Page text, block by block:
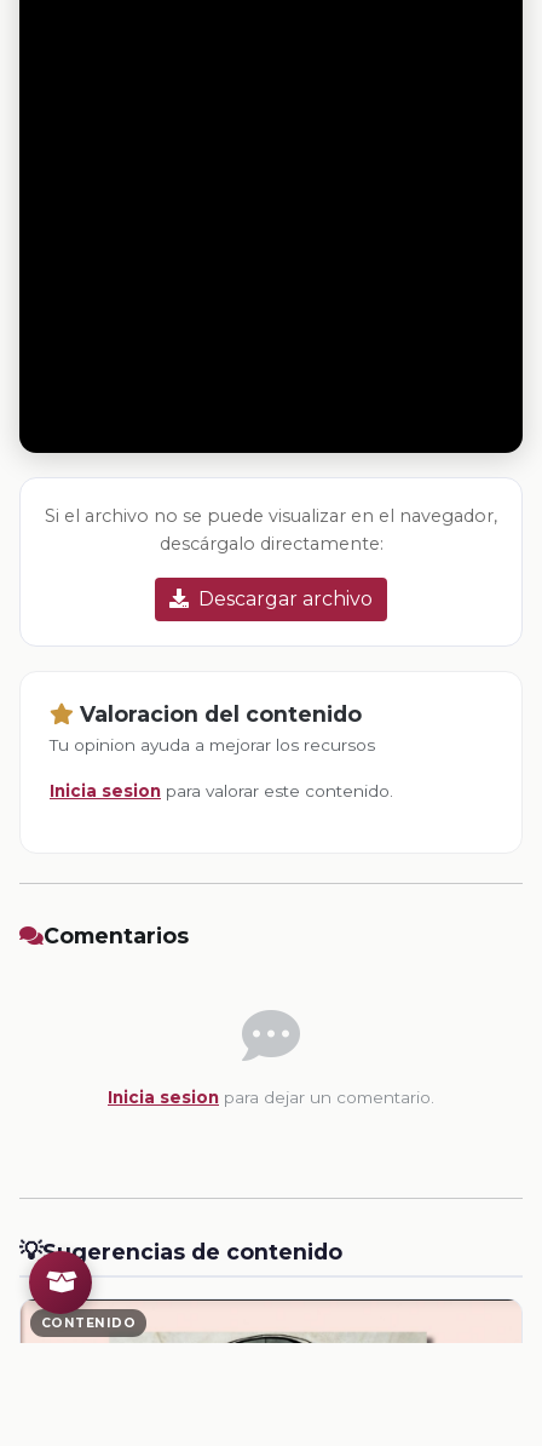
Si el archivo no se puede visualizar en el navegador,
descárgalo directamente:
Descargar archivo
Valoracion del contenido
Tu opinion ayuda a mejorar los recursos
Inicia sesion para valorar este contenido.
Comentarios
Inicia sesion para dejar un comentario.
💡Sugerencias de contenido
CONTENIDO